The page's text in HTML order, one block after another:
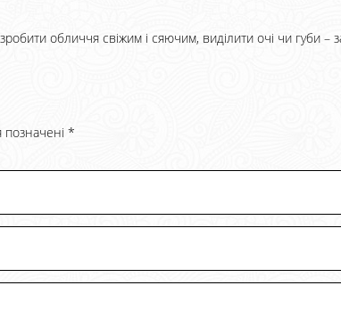
обличчя свіжим і сяючим, виділити очі чи губи –
позначені *